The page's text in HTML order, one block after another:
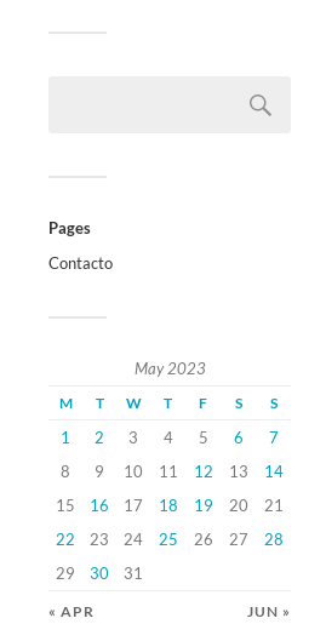
Pages
Contacto
May 2023
M T W T F S S
1 2 3 4 5 6
7
8
9 10 11 12 13
14
15
16 17 18 19 20
21
22
23 24 25 26 27
28
29
30 31
« APR JUN »